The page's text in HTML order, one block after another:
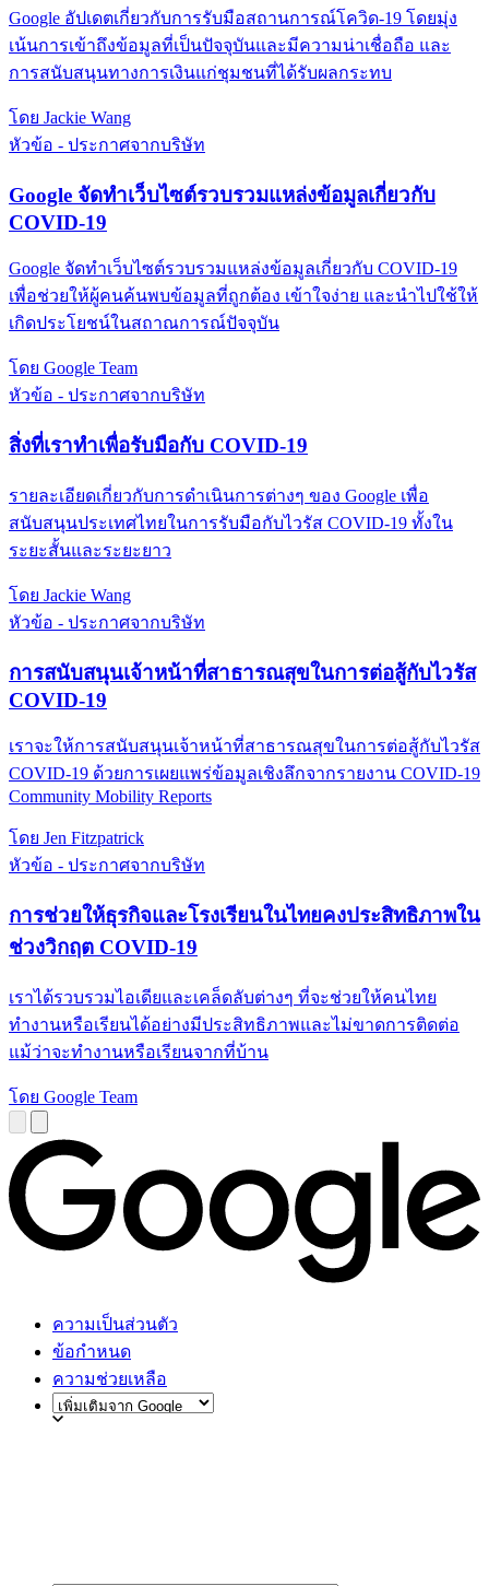
Google อัปเดตเกี่ยวกับการรับมือสถานการณ์โควิด-19 โดยมุ่ง
เน้นการเข้าถึงข้อมูลที่เป็นปัจจุบันและมีความน่าเชื่อถือ และ
การสนับสนุนทางการเงินแก่ชุมชนที่ได้รับผลกระทบ
โดย Jackie Wang
หัวข้อ - ประกาศจากบริษัท
Google จัดทำเว็บไซต์รวบรวมแหล่งข้อมูลเกี่ยวกับ
COVID-19
Google จัดทำเว็บไซต์รวบรวมแหล่งข้อมูลเกี่ยวกับ COVID-19
เพื่อช่วยให้ผู้คนค้นพบข้อมูลที่ถูกต้อง เข้าใจง่าย และนำไปใช้ให้
เกิดประโยชน์ในสถาณการณ์ปัจจุบัน
โดย Google Team
หัวข้อ - ประกาศจากบริษัท
สิ่งที่เราทำเพื่อรับมือกับ COVID-19
รายละเอียดเกี่ยวกับการดำเนินการต่างๆ ของ Google เพื่อ
สนับสนุนประเทศไทยในการรับมือกับไวรัส COVID-19 ทั้งใน
ระยะสั้นและระยะยาว
โดย Jackie Wang
หัวข้อ - ประกาศจากบริษัท
การสนับสนุนเจ้าหน้าที่สาธารณสุขในการต่อสู้กับไวรัส
COVID-19
เราจะให้การสนับสนุนเจ้าหน้าที่สาธารณสุขในการต่อสู้กับไวรัส
COVID-19 ด้วยการเผยแพร่ข้อมูลเชิงลึกจากรายงาน COVID-19
Community Mobility Reports
โดย Jen Fitzpatrick
หัวข้อ - ประกาศจากบริษัท
การช่วยให้ธุรกิจและโรงเรียนในไทยคงประสิทธิภาพใน
ช่วงวิกฤต COVID-19
เราได้รวบรวมไอเดียและเคล็ดลับต่างๆ ที่จะช่วยให้คนไทย
ทำงานหรือเรียนได้อย่างมีประสิทธิภาพและไม่ขาดการติดต่อ
แม้ว่าจะทำงานหรือเรียนจากที่บ้าน
โดย Google Team
ความเป็นส่วนตัว
ข้อกำหนด
ความช่วยเหลือ